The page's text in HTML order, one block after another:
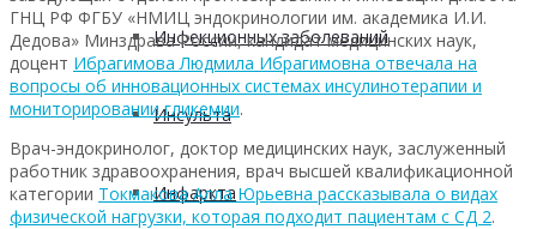
Инфекционных заболеваний
Инсульта
Инфаркта
ГНЦ РФ ФГБУ «НМИЦ эндокринологии им. академика И.И.
Дедова» Минздрава России, кандидат медицинских наук,
доцент Ибрагимова Людмила Ибрагимовна отвечала на
вопросы об инновационных системах инсулинотерапии и
мониторировании гликемии.
Врач-эндокринолог, доктор медицинских наук, заслуженный
работник здравоохранения, врач высшей квалификационной
категории Токмакова Алла Юрьевна рассказывала о видах
физической нагрузки, которая подходит пациентам с СД 2.